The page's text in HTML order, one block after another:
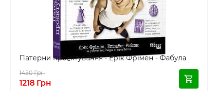
Патерни проєктування - Ерік Фрімен - Фабула
1450 Грн
1218 Грн